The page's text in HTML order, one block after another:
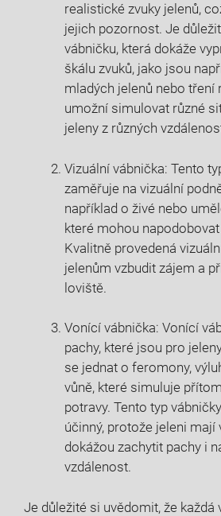
⁣realistické zvuky jelenů,
jejich pozornost. Je
vábničku, která dokáže
škálu zvuků, jako​ jsou
mladých⁢ jelenů nebo tření
⁤umožní simulovat ⁢různé
jeleny ‍z různých
Vizuální vábnička: ‌Tento
⁣zaměřuje‌ na ‌vizuální‍
například ⁢o živé⁣ nebo
které mohou
Kvalitně provedená
jelenům vzbudit zájem a‌
loviště.
Vonící vábnička: Vonící
pachy, ⁢které⁤ jsou pro
se jednat o feromony,
vůně, ⁢které simuluje
potravy. Tento⁣ typ
účinný,⁣ protože⁤ jeleni⁣
dokážou zachytit pachy i⁤
vzdálenost.
Je důležité si uvědomit, že ​každá